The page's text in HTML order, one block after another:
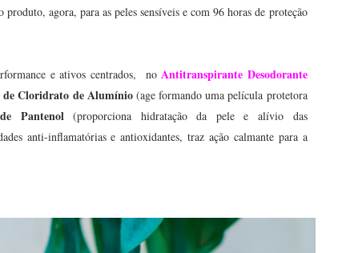
agora, para as peles sensíveis e com 96 horas de proteção
e ativos centrados, no Antitranspirante Desodorante
de Cloridrato de Alumínio (age formando uma película protetora
Pantenol(proporciona hidratação da pele e alívio das
anti-inflamatórias e antioxidantes, traz ação calmante para a